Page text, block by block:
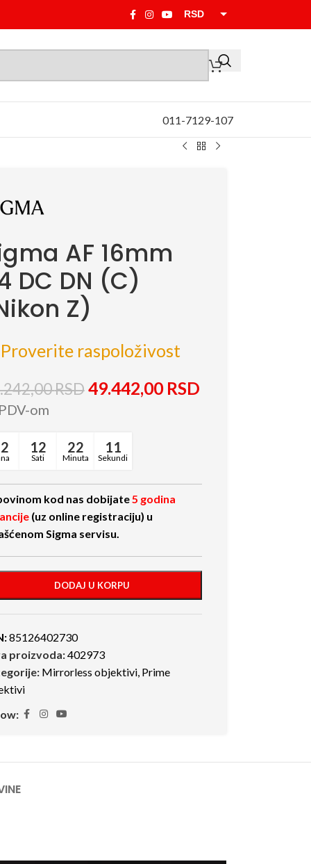
RSD
011-7129-107
AF 16mm
DC DN (C)
Z)
raspoloživost
RSD49.442,00 RSD
om
12
Sati
22
Minuta
10
Sekundi
kod nas dobijate 5 godina
(uz online registraciju) u
Sigma servisu.
DODAJ U KORPU
85126402730
proizvoda:402973
Mirrorless objektivi, Prime